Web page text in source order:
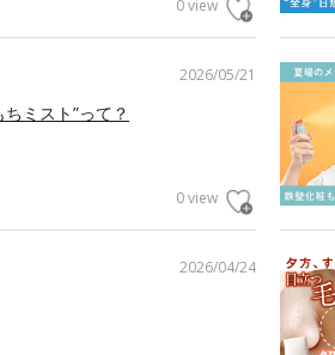
0 view
2026/05/21
ミスト”って？
0 view
2026/04/24